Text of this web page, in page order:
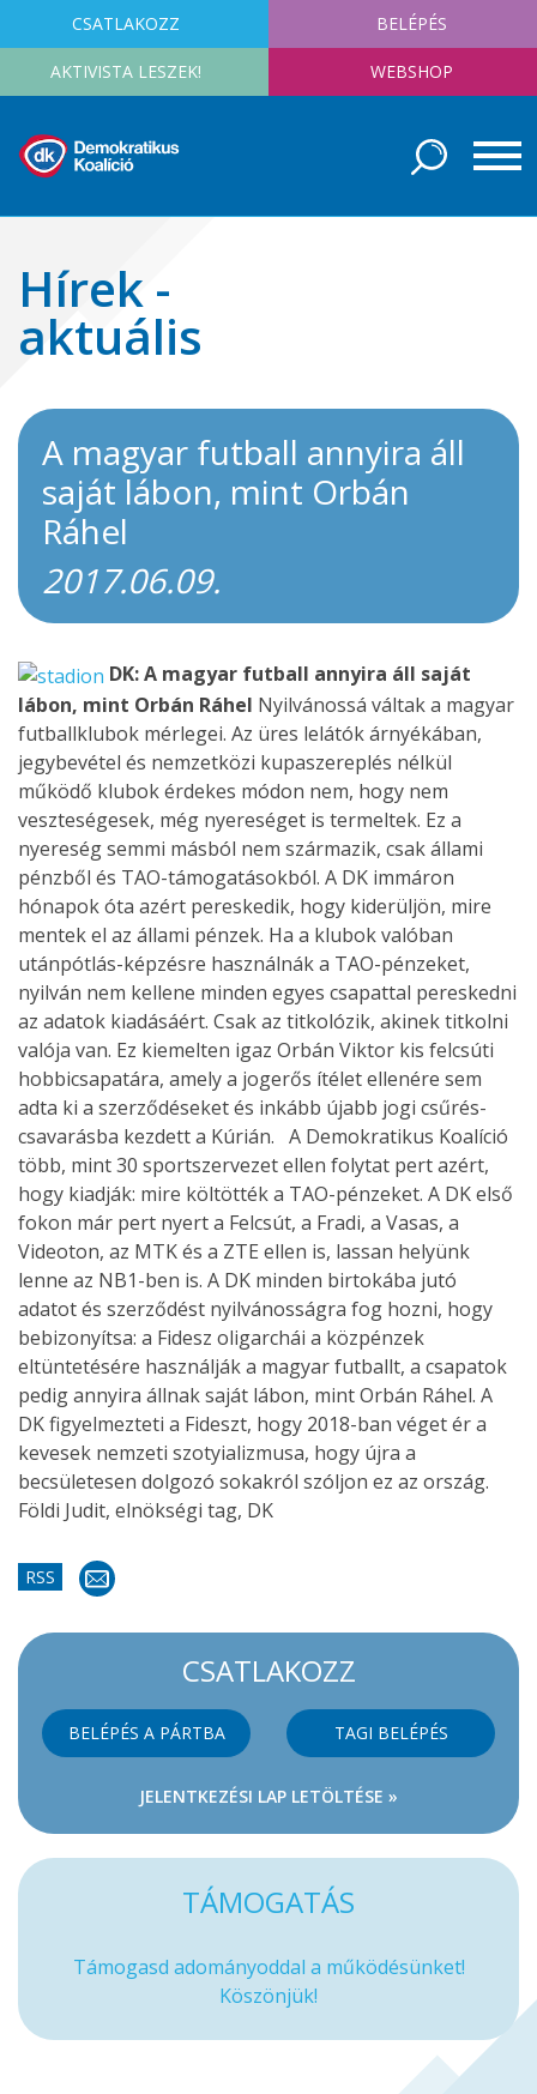
CSATLAKOZZ BELÉPÉS
AKTIVISTA LESZEK! WEBSHOP
Hírek -
aktuális
A magyar futball annyira áll
saját lábon, mint Orbán
Ráhel
2017.06.09.
DK: A magyar futball annyira áll saját
lábon, mint Orbán Ráhel Nyilvánossá váltak a magyar
futballklubok mérlegei. Az üres lelátók árnyékában,
jegybevétel és nemzetközi kupaszereplés nélkül
működő klubok érdekes módon nem, hogy nem
veszteségesek, még nyereséget is termeltek. Ez a
nyereség semmi másból nem származik, csak állami
pénzből és TAO-támogatásokból. A DK immáron
hónapok óta azért pereskedik, hogy kiderüljön, mire
mentek el az állami pénzek. Ha a klubok valóban
utánpótlás-képzésre használnák a TAO-pénzeket,
nyilván nem kellene minden egyes csapattal pereskedni
az adatok kiadásáért. Csak az titkolózik, akinek titkolni
valója van. Ez kiemelten igaz Orbán Viktor kis felcsúti
hobbicsapatára, amely a jogerős ítélet ellenére sem
adta ki a szerződéseket és inkább újabb jogi csűrés-
csavarásba kezdett a Kúrián. A Demokratikus Koalíció
több, mint 30 sportszervezet ellen folytat pert azért,
hogy kiadják: mire költötték a TAO-pénzeket. A DK első
fokon már pert nyert a Felcsút, a Fradi, a Vasas, a
Videoton, az MTK és a ZTE ellen is, lassan helyünk
lenne az NB1-ben is. A DK minden birtokába jutó
adatot és szerződést nyilvánosságra fog hozni, hogy
bebizonyítsa: a Fidesz oligarchái a közpénzek
eltüntetésére használják a magyar futballt, a csapatok
pedig annyira állnak saját lábon, mint Orbán Ráhel. A
DK figyelmezteti a Fideszt, hogy 2018-ban véget ér a
kevesek nemzeti szotyializmusa, hogy újra a
becsületesen dolgozó sokakról szóljon ez az ország.
Földi Judit, elnökségi tag, DK
RSS
CSATLAKOZZ
BELÉPÉS A PÁRTBA TAGI BELÉPÉS
JELENTKEZÉSI LAP LETÖLTÉSE »
TÁMOGATÁS
Támogasd adományoddal a működésünket!
Köszönjük!